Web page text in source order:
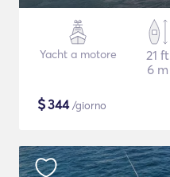
Yacht a motore
21 ft
6 m
$344/giorno